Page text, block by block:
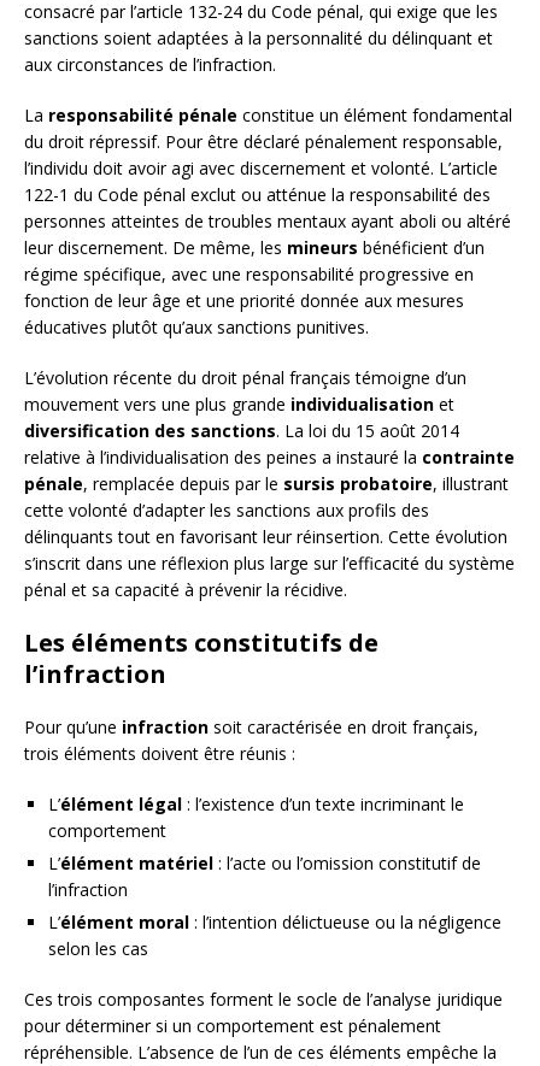
consacré par l’article 132-24 du Code pénal, qui exige que les
sanctions soient adaptées à la personnalité du délinquant et
aux circonstances de l’infraction.
La responsabilité pénale constitue un élément fondamental
du droit répressif. Pour être déclaré pénalement responsable,
l’individu doit avoir agi avec discernement et volonté. L’article
122-1 du Code pénal exclut ou atténue la responsabilité des
personnes atteintes de troubles mentaux ayant aboli ou altéré
leur discernement. De même, les mineurs bénéficient d’un
régime spécifique, avec une responsabilité progressive en
fonction de leur âge et une priorité donnée aux mesures
éducatives plutôt qu’aux sanctions punitives.
L’évolution récente du droit pénal français témoigne d’un
mouvement vers une plus grande individualisation et
diversification des sanctions. La loi du 15 août 2014
relative à l’individualisation des peines a instauré la contrainte
pénale, remplacée depuis par le sursis probatoire, illustrant
cette volonté d’adapter les sanctions aux profils des
délinquants tout en favorisant leur réinsertion. Cette évolution
s’inscrit dans une réflexion plus large sur l’efficacité du système
pénal et sa capacité à prévenir la récidive.
Les éléments constitutifs de
l’infraction
Pour qu’une infraction soit caractérisée en droit français,
trois éléments doivent être réunis :
L’élément légal : l’existence d’un texte incriminant le
comportement
L’élément matériel : l’acte ou l’omission constitutif de
l’infraction
L’élément moral : l’intention délictueuse ou la négligence
selon les cas
Ces trois composantes forment le socle de l’analyse juridique
pour déterminer si un comportement est pénalement
répréhensible. L’absence de l’un de ces éléments empêche la